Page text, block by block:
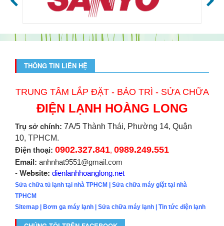
THÔNG TIN LIÊN HỆ
TRUNG TÂM LẮP ĐẶT - BẢO TRÌ - SỬA CHỮA
ĐIỆN LẠNH HOÀNG LONG
Trụ sở chính: 7A/5 Thành Thái, Phường 14, Quận
10, TPHCM.
Điện thoại: 0902.327.841, 0989.249.551
Email: anhnhat9551@gmail.com
- Website: dienlanhhoanglong.net
Sửa chữa tủ lạnh tại nhà TPHCM
Sửa chữa máy giặt tại nhà
TPHCM
Sitemap
Bơm ga máy lạnh Sửa chữa máy lạnh Tin tức điện lạnh